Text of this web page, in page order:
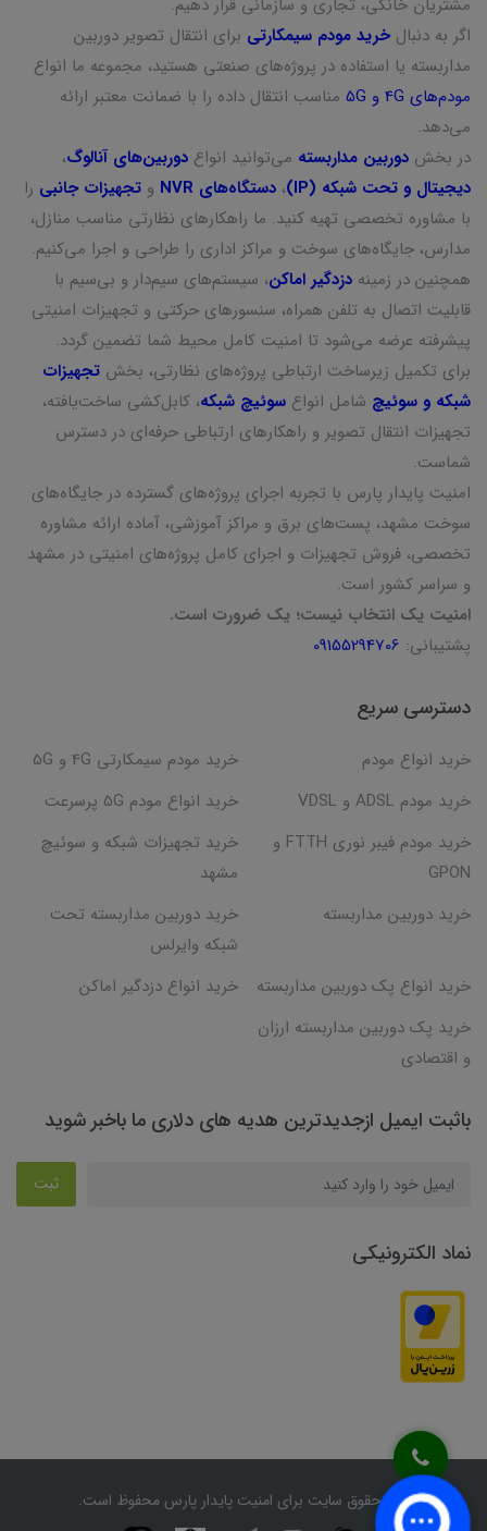
مشتریان خانگی، تجاری و سازمانی قرار دهیم.
اگر به دنبالخرید مودم سیمکارتی برای انتقال تصویر دوربین
مداربسته یا استفاده در پروژه‌های صنعتی هستید، مجموعه ما انواع
مودم‌های 4G و 5G
مناسب انتقال داده را با ضمانت معتبر ارائه
می‌دهد.
در بخش دوربین مداربسته می‌توانید انواع دوربین‌های آنالوگ،
دیجیتال و تحت شبکه (IP)
، دستگاه‌های NVR و تجهیزات جانبی را
با مشاوره تخصصی تهیه کنید. ما راهکارهای نظارتی مناسب منازل،
مدارس، جایگاه‌های سوخت و مراکز اداری را طراحی و اجرا می‌کنیم.
همچنین در زمینه دزدگیر اماکن، سیستم‌های سیم‌دار و بی‌سیم با
قابلیت اتصال به تلفن همراه، سنسورهای حرکتی و تجهیزات امنیتی
پیشرفته عرضه می‌شود تا امنیت کامل محیط شما تضمین گردد.
برای تکمیل زیرساخت ارتباطی پروژه‌های نظارتی، بخش تجهیزات
شبکه و سوئیچ شامل انواع سوئیچ شبکه، کابل‌کشی ساخت‌یافته،
تجهیزات انتقال تصویر و راهکارهای ارتباطی حرفه‌ای در دسترس
شماست.
امنیت پایدار پارس با تجربه اجرای پروژه‌های گسترده در جایگاه‌های
سوخت مشهد، پست‌های برق و مراکز آموزشی، آماده ارائه مشاوره
تخصصی، فروش تجهیزات و اجرای کامل پروژه‌های امنیتی در مشهد
و سراسر کشور است.
امنیت یک انتخاب نیست؛ یک ضرورت است.
پشتیبانی: 09155294706
دسترسی سریع
خرید انواع مودم
خرید مودم سیمکارتی 4G و 5G
خرید مودم ADSL و VDSL
خرید انواع مودم 5G پرسرعت
خرید مودم فیبر نوری FTTH و
GPON
خرید تجهیزات شبکه و سوئیچ
مشهد
خرید دوربین مداربسته
خرید دوربین مداربسته تحت
شبکه وایرلس
خرید انواع پک دوربین مداربسته
خرید انواع دزدگیر اماکن
خرید پک دوربین مداربسته ارزان
و اقتصادی
باثبت ایمیل ازجدیدترین هدیه های دلاری ما باخبر شوید
ثبت
نماد الکترونیکی
کلیه حقوق سایت برای امنیت پایدار پارس محفوظ است.